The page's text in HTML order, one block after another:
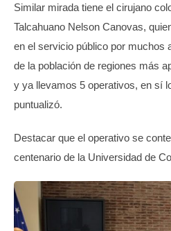
Similar mirada tiene el cirujano
Talcahuano Nelson Canovas,
en el servicio público por muchos
de la población de regiones más
y ya llevamos 5 operativos, en sí
puntualizó.
Destacar que el operativo se
centenario de la Universidad de